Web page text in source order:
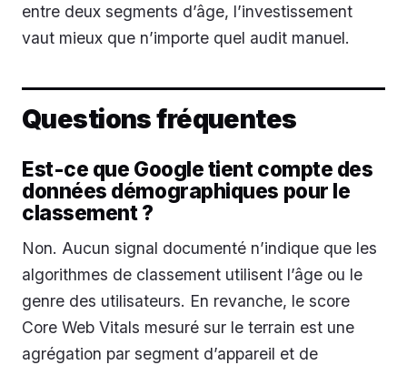
entre deux segments d’âge, l’investissement
vaut mieux que n’importe quel audit manuel.
Questions fréquentes
Est-ce que Google tient compte des
données démographiques pour le
classement ?
Non. Aucun signal documenté n’indique que les
algorithmes de classement utilisent l’âge ou le
genre des utilisateurs. En revanche, le score
Core Web Vitals mesuré sur le terrain est une
agrégation par segment d’appareil et de